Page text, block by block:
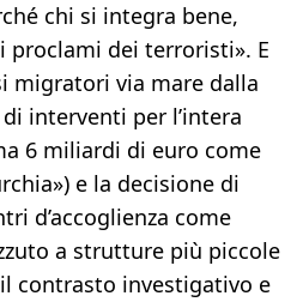
chi si integra bene,
proclami dei terroristi». E
migratori via mare dalla
interventi per l’intera
6 miliardi di euro come
e la decisione di
d’accoglienza come
a strutture più piccole
contrasto investigativo e